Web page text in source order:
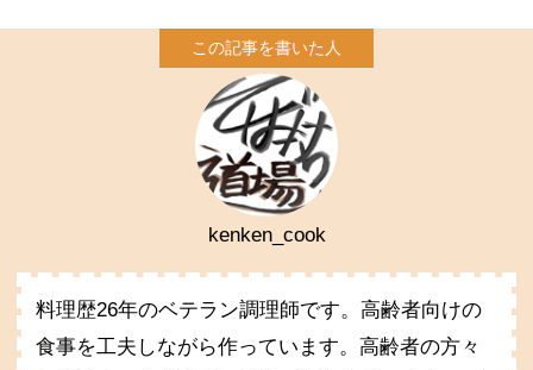
kenken_cook
料理歴26年のベテラン調理師です。高齢者向けの
食事を工夫しながら作っています。高齢者の方々